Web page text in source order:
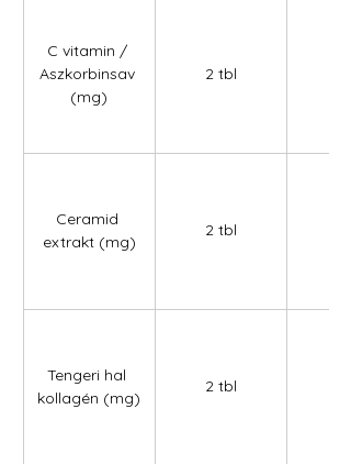
C vitamin /
Aszkorbinsav
(mg)
2 tbl
Ceramid
extrakt (mg)
2 tbl
Tengeri hal
kollagén (mg)
2 tbl